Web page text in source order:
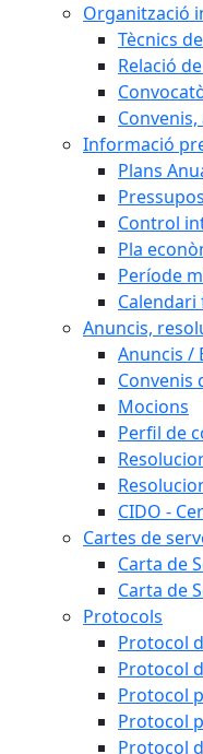
Organització
Tècnics
Relació
Informació
Plans
Control
Pla
Període
Calendari
Anuncis,
Anuncis /
Convenis
Mocions
Perfil de
CIDO -
Cartes de
Carta de
Carta de
Protocols
Protocol
Protocol
Protocol
Protocol
Protocol